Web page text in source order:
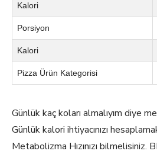
Kalori
Porsiyon
Kalori
Pizza Ürün Kategorisi
Günlük kaç koları almalıyım diye
Günlük kalori ihtiyacınızı
Metabolizma Hızınızı bilmelisiniz.